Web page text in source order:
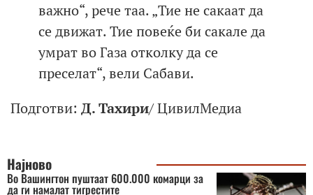
важно“, рече таа. „Тие не сакаат да
се движат. Тие повеќе би сакале да
умрат во Газа отколку да се
преселат“, вели Сабави.
Подготви: Д. Тахири/ ЦивилМедиа
Најново
Во Вашингтон пуштаат 600.000 комарци за
да ги намалат тигрестите